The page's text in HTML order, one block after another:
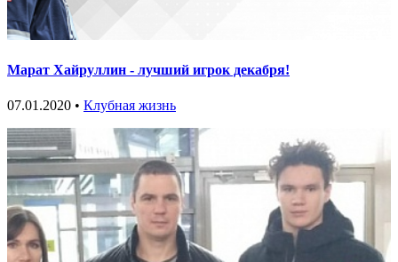
Марат Хайруллин - лучший игрок декабря!
07.01.2020 • Клубная жизнь